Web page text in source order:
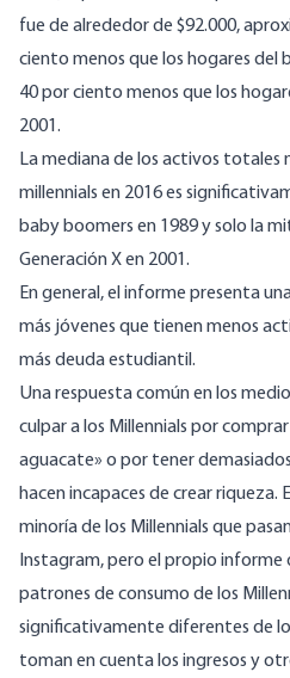
fue de alrededor de $92.000,
ciento menos que los hogares del
40 por ciento menos que los
2001.
La mediana de los activos totales
millennials en 2016 es
baby boomers en 1989 y solo la
Generación X en 2001.
En general, el informe presenta
más jóvenes que tienen menos
más deuda estudiantil.
Una respuesta común en los
culpar a los Millennials por
aguacate» o por tener
hacen incapaces de crear riqueza.
minoría de los Millennials que
Instagram, pero el propio informe
patrones de consumo de los
significativamente diferentes de
toman en cuenta los ingresos y